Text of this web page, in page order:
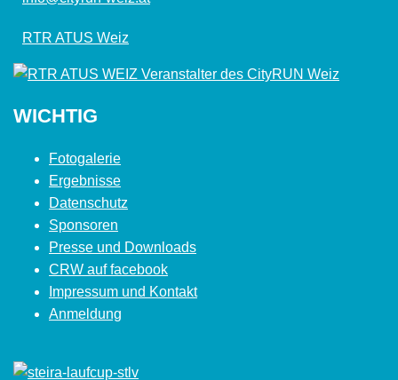
RTR ATUS Weiz
WICHTIG
Fotogalerie
Ergebnisse
Datenschutz
Sponsoren
Presse und Downloads
CRW auf facebook
Impressum und Kontakt
Anmeldung